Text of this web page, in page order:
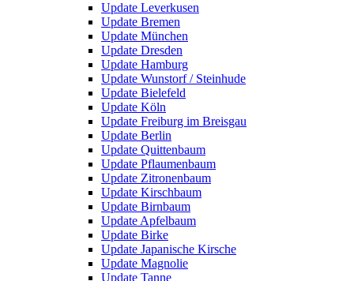
Update Leverkusen
Update Bremen
Update München
Update Dresden
Update Hamburg
Update Wunstorf / Steinhude
Update Bielefeld
Update Köln
Update Freiburg im Breisgau
Update Berlin
Update Quittenbaum
Update Pflaumenbaum
Update Zitronenbaum
Update Kirschbaum
Update Birnbaum
Update Apfelbaum
Update Birke
Update Japanische Kirsche
Update Magnolie
Update Tanne